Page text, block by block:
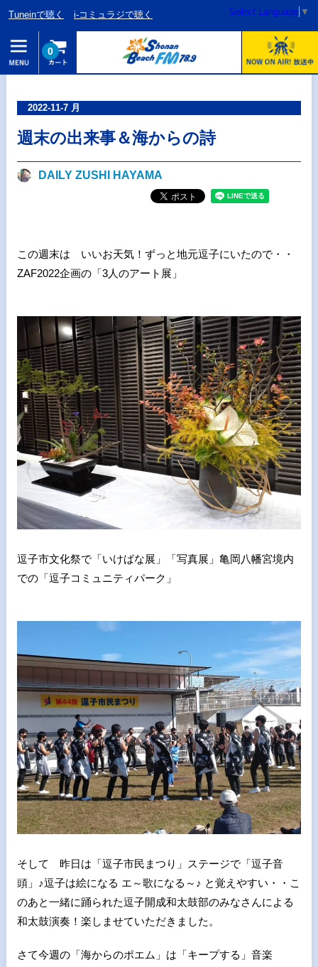
Tuneinで聴く i-コミュラジで聴く Select Language ▼
0
2022-11-7 月
週末の出来事＆海からの詩
DAILY ZUSHI HAYAMA
この週末は いいお天気！ずっと地元逗子にいたので・・
ZAF2022企画の「3人のアート展」
逗子市文化祭で「いけばな展」「写真展」亀岡八幡宮境内
での「逗子コミュニティパーク」
そして 昨日は「逗子市民まつり」ステージで「逗子音
頭」♪逗子は絵になる エ～歌になる～♪ と覚えやすい・・こ
のあと一緒に踊られた逗子開成和太鼓部のみなさんによる
和太鼓演奏！楽しませていただきました。
さて今週の「海からのポエム」は「キープする」音楽